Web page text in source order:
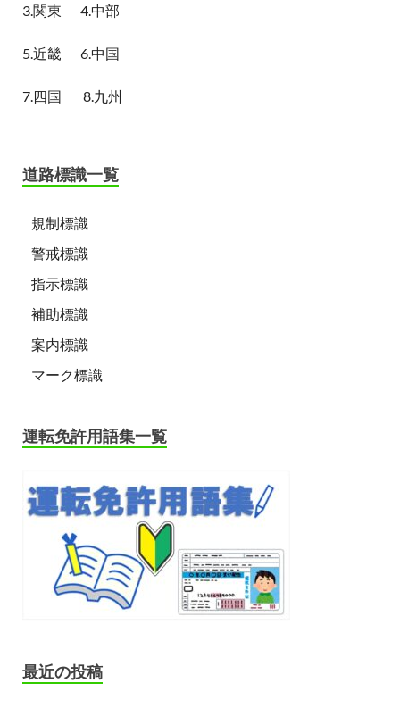
3.関東 4.中部
5.近畿 6.中国
7.四国 8.九州
道路標識一覧
規制標識
警戒標識
指示標識
補助標識
案内標識
マーク標識
運転免許用語集一覧
最近の投稿